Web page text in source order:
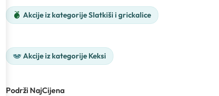
Akcije iz kategorije Slatkiši i grickalice
Akcije iz kategorije Keksi
Podrži NajCijena